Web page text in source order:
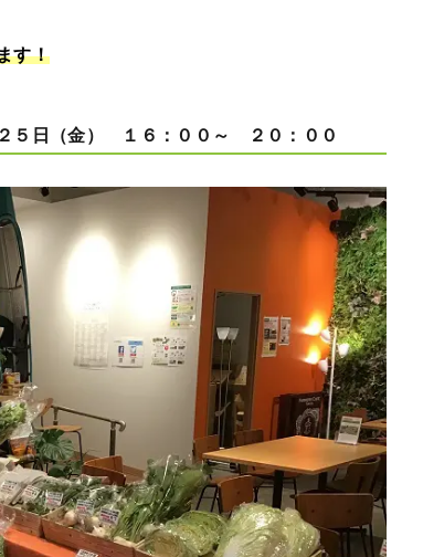
す！
２５日（金） １６：００～ ２０：００